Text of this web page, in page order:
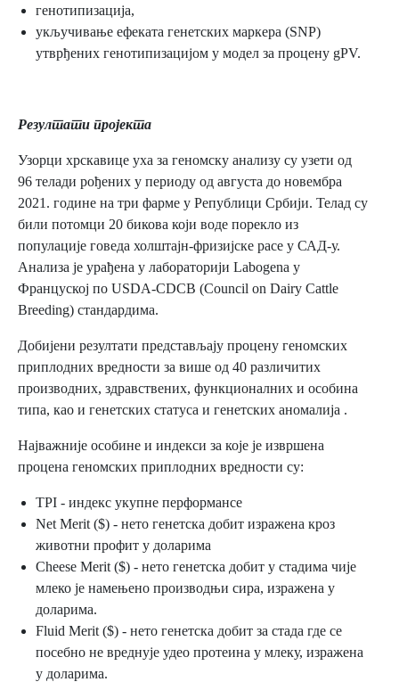
генотипизација,
укључивање ефеката генетских маркера (SNP)
утврђених генотипизацијом у модел за процену gPV.
Резултати пројекта
Узорци хрскавице уха за геномску анализу су узети од
96 телади рођених у периоду од августа до новембра
2021. године на три фарме у Републици Србији. Телад су
били потомци 20 бикова који воде порекло из
популације говеда холштајн-фризијске расе у САД-у.
Анализа је урађена у лабораторији Labogena у
Француској по USDA-CDCB (Council on Dairy Cattle
Breeding) стандардима.
Добијени резултати представљају процену геномских
приплодних вредности за више од 40 различитих
производних, здравствених, функционалних и особина
типа, као и генетских статуса и генетских аномалија .
Најважније особине и индекси за које је извршена
процена геномских приплодних вредности су:
TPI - индекс укупне перформансе
Net Merit ($) - нето генетска добит изражена кроз
животни профит у доларима
Cheese Merit ($) - нето генетска добит у стадима чије
млеко је намењено производњи сира, изражена у
доларима.
Fluid Merit ($) - нето генетска добит за стада где се
посебно не вреднује удео протеина у млеку, изражена
у доларима.